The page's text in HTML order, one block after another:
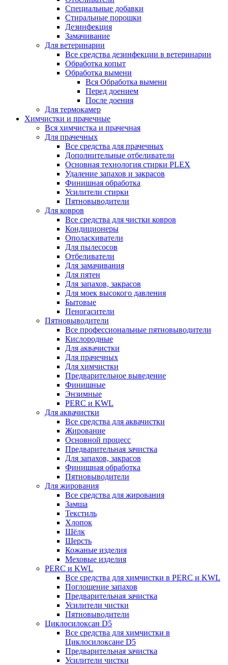
Специальные добавки
Стиральные порошки
Дезинфекция
Замачивание
Для ветеринарии
Все средства дезинфекции в ветеринарии
Обработка копыт
Обработка вымени
Вся Обработка вымени
Перед доением
После доения
Для термокамер
Химчистки и прачечные
Вся химчистка и прачечная
Для прачечных
Все средства для прачечных
Дополнительные отбеливатели
Основная технология стирки PLEX
Удаление запахов и закрасов
Финишная обработка
Усилители стирки
Пятновыводители
Для ковров
Все средства для чистки ковров
Кондиционеры
Ополаскиватели
Для пылесосов
Отбеливатели
Для замачивания
Для пятен
Для запахов, закрасов
Для моек высокого давления
Бытовые
Пеногасители
Пятновыводители
Все профессиональные пятновыводители
Кислородные
Для аквачистки
Для прачечных
Для химчистки
Предварительное выведение
Финишные
Энзимные
PERC и KWL
Для аквачистки
Все средства для аквачистки
Жирование
Основной процесс
Предварительная зачистка
Для запахов, закрасов
Финишная обработка
Пятновыводители
Для жирования
Все средства для жирования
Замша
Текстиль
Хлопок
Шёлк
Шерсть
Кожаные изделия
Меховые изделия
PERC и KWL
Все средства для химчистки в PERC и KWL
Поглощение запахов
Предварительная зачистка
Усилители чистки
Пятновыводители
Циклосилоксан D5
Все средства для химчистки в
Циклосилоксане D5
Предварительная зачистка
Усилители чистки